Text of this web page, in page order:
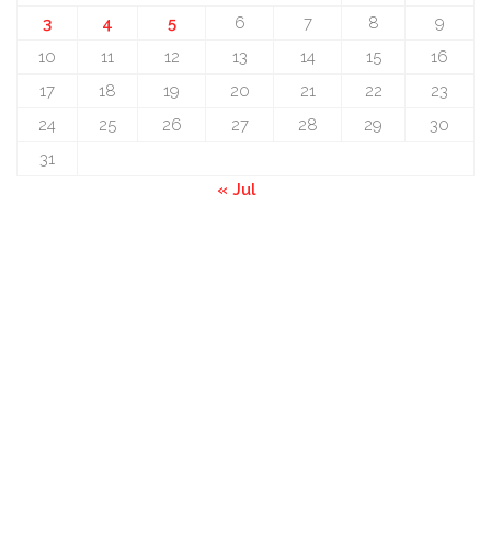
3
4 5 6 7 8
9
10
11 12 13 14 15
16
17
18 19 20 21 22
23
24
25 26 27 28 29
30
31
« Jul